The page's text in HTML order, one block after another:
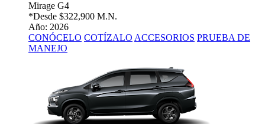
Mirage G4
*Desde $322,900 M.N.
Año: 2026
CONÓCELO COTÍZALO ACCESORIOS PRUEBA DE
MANEJO